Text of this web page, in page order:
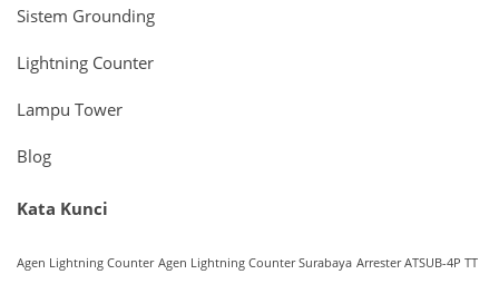
Sistem Grounding
Lightning Counter
Lampu Tower
Blog
Kata Kunci
Agen Lightning Counter Agen Lightning Counter Surabaya Arrester ATSUB-4P TT